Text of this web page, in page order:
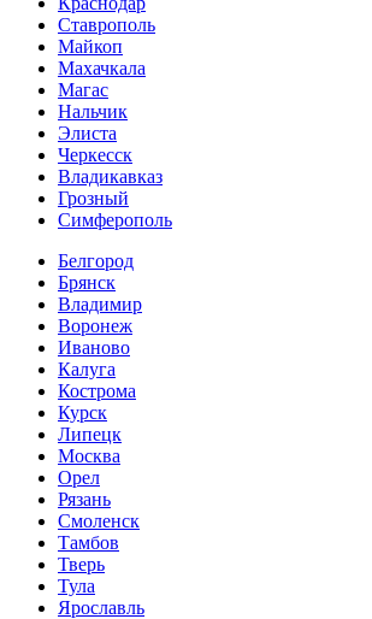
Ставрополь
Майкоп
Махачкала
Магас
Нальчик
Элиста
Черкесск
Владикавказ
Грозный
Симферополь
Белгород
Брянск
Владимир
Воронеж
Иваново
Калуга
Кострома
Курск
Липецк
Москва
Орел
Рязань
Смоленск
Тамбов
Тверь
Тула
Ярославль